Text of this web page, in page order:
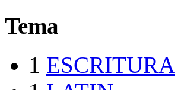
Tema
1 ESCRITURA